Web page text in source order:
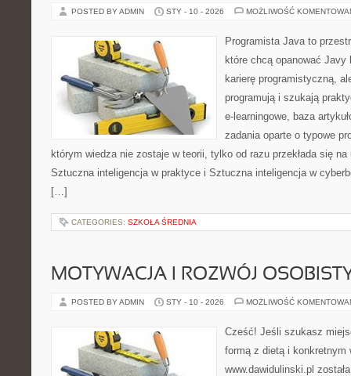
POSTED BY ADMIN STY - 10 - 2026 MOŻLIWOŚĆ
Programista Java to
które chcą opanować
karierę programistyczną,
programują i szukają
e-learningowe, baza
zadania oparte o typowe
którym wiedza nie zostaje w teorii, tylko od razu przekłada się
Sztuczna inteligencja w praktyce i Sztuczna inteligencja w
[…]
CATEGORIES: SZKOŁA ŚREDNIA
MOTYWACJA I ROZWÓJ
POSTED BY ADMIN STY - 10 - 2026 MOŻLIWOŚĆ
Cześć! Jeśli szukasz
formą z dietą i konkretnym
www.dawidulinski.pl